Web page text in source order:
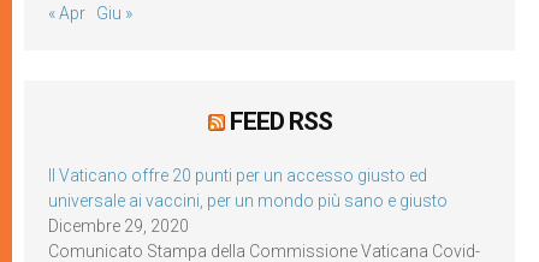
« Apr Giu »
FEED RSS
Il Vaticano offre 20 punti per un accesso giusto ed
universale ai vaccini, per un mondo più sano e giusto
Dicembre 29, 2020
Comunicato Stampa della Commissione Vaticana Covid-